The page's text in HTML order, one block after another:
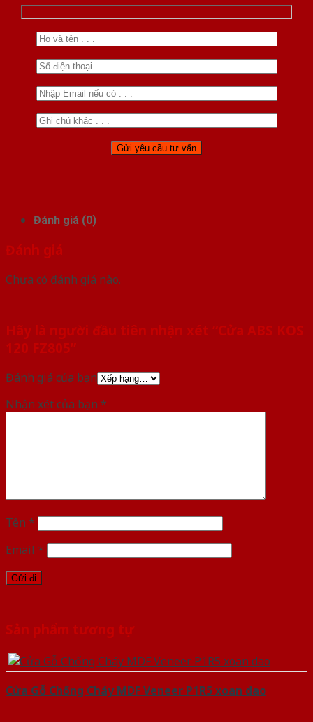
Đánh giá (0)
Đánh giá
Chưa có đánh giá nào.
Hãy là người đầu tiên nhận xét “Cửa ABS KOS
120 FZ805”
Đánh giá của bạn
Nhận xét của bạn *
Tên *
Email *
Sản phẩm tương tự
Cửa Gỗ Chống Cháy MDF Veneer P1R5 xoan dao